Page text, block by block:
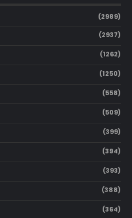
(2989)
(2937)
(1262)
(1250)
(558)
(509)
(399)
(394)
(393)
(388)
(364)